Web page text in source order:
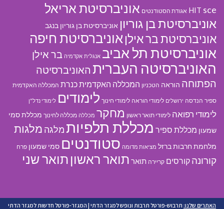
HIT sce אגודת הסטודנטים אוניברסיטת אריאל
אוניברסיטת בן גוריון אוניברסיטת בן גוריון בנגב
אוניברסיטת בר אילן אוניברסיטת חיפה
אוניברסיטת תל אביב אנגלית אקדמיה בר אילן
האוניברסיטה העברית האוניברסיטה
הפתוחה הוראה הטכניון המכללה האקדמית כנרת המכללה האקדמית
ספיר הנדסה ירושלים לימודי הוראה לימודי חינוך לימודים לימודי נדל"ן
לימודי רפואה לימודי תואר ראשון מחקר מכללה מכללה לחינוך מכללת סמי
שמעון מכללת ספיר מכללת תלפיותמלגה מלגות
מלחמת חרבות ברזל מציאות מדומה סטודנטים סמי שמעון פרח
קורונה קורסים קריירה תואר תואר ראשון תואר שני
האתרים שלנו: תרבוש-פורטל תרבות ונופש למגזר הדתי | המגזר-פורטל חדשות למגזר הדתי